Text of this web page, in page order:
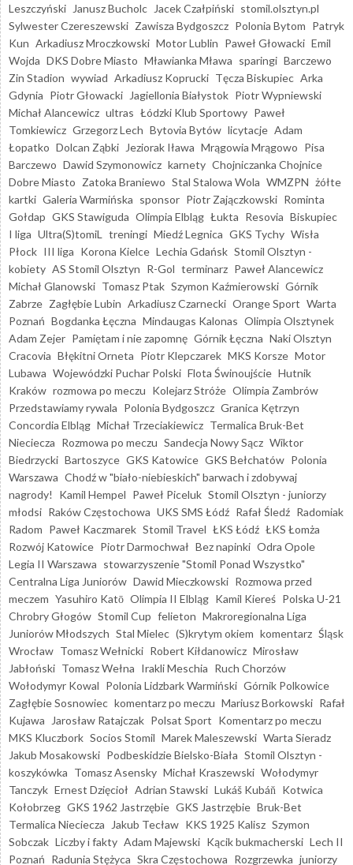
Leszczyński
Janusz Bucholc Jacek Czałpiński stomil.olsztyn.pl
Sylwester Czereszewski Zawisza Bydgoszcz Polonia Bytom Patryk
Kun Arkadiusz Mroczkowski Motor Lublin Paweł Głowacki Emil
Wojda DKS Dobre Miasto Mławianka Mława sparingi Barczewo
Zin Stadion wywiad Arkadiusz Koprucki Tęcza Biskupiec Arka
Gdynia Piotr Głowacki Jagiellonia Białystok Piotr Wypniewski
Michał Alancewicz ultras Łódzki Klub Sportowy Paweł
Tomkiewicz Grzegorz Lech Bytovia Bytów licytacje Adam
Łopatko Dolcan Ząbki Jeziorak Iława Mrągowia Mrągowo Pisa
Barczewo Dawid Szymonowicz karnety Chojniczanka Chojnice
Dobre Miasto Zatoka Braniewo Stal Stalowa Wola WMZPN żółte
kartki Galeria Warmińska sponsor Piotr Zajączkowski Rominta
Gołdap GKS Stawiguda Olimpia Elbląg Łukta Resovia Biskupiec
I liga Ultra(S)tomiL treningi Miedź Legnica GKS Tychy Wisła
Płock III liga Korona Kielce Lechia Gdańsk Stomil Olsztyn -
kobiety AS Stomil Olsztyn R-Gol terminarz Paweł Alancewicz
Michał Glanowski Tomasz Ptak Szymon Kaźmierowski Górnik
Zabrze Zagłębie Lubin Arkadiusz Czarnecki Orange Sport Warta
Poznań Bogdanka Łęczna Mindaugas Kalonas Olimpia Olsztynek
Adam Zejer Pamiętam i nie zapomnę Górnik Łęczna Naki Olsztyn
Cracovia Błękitni Orneta Piotr Klepczarek MKS Korsze Motor
Lubawa Wojewódzki Puchar Polski Flota Świnoujście Hutnik
Kraków rozmowa po meczu Kolejarz Stróże Olimpia Zambrów
Przedstawiamy rywala Polonia Bydgoszcz Granica Kętrzyn
Concordia Elbląg Michał Trzeciakiewicz Termalica Bruk-Bet
Nieciecza Rozmowa po meczu Sandecja Nowy Sącz Wiktor
Biedrzycki Bartoszyce GKS Katowice GKS Bełchatów Polonia
Warszawa Chodź w "biało-niebieskich" barwach i zdobywaj
nagrody!
Kamil Hempel Paweł Piceluk Stomil Olsztyn - juniorzy
młodsi Raków Częstochowa UKS SMS Łódź Rafał Śledź Radomiak
Radom Paweł Kaczmarek Stomil Travel ŁKS Łódź ŁKS Łomża
Rozwój Katowice Piotr Darmochwał Bez napinki Odra Opole
Legia II Warszawa stowarzyszenie "Stomil Ponad Wszystko"
Centralna Liga Juniorów Dawid Mieczkowski Rozmowa przed
meczem Yasuhiro Katō Olimpia II Elbląg Kamil Kiereś Polska U-21
Chrobry Głogów Stomil Cup felieton Makroregionalna Liga
Juniorów Młodszych Stal Mielec (S)krytym okiem komentarz Śląsk
Wrocław Tomasz Wełnicki Robert Kiłdanowicz Mirosław
Jabłoński Tomasz Wełna Irakli Meschia Ruch Chorzów
Wołodymyr Kowal Polonia Lidzbark Warmiński Górnik Polkowice
Zagłębie Sosnowiec komentarz po meczu Mariusz Borkowski Rafał
Kujawa
Jarosław Ratajczak Polsat Sport Komentarz po meczu
MKS Kluczbork Socios Stomil Marek Maleszewski Warta Sieradz
Jakub Mosakowski Podbeskidzie Bielsko-Biała Stomil Olsztyn -
koszykówka Tomasz Asensky Michał Kraszewski Wołodymyr
Tanczyk Ernest Dzięcioł Adrian Stawski Lukáš Kubáň Kotwica
Kołobrzeg GKS 1962 Jastrzębie GKS Jastrzębie Bruk-Bet
Termalica Nieciecza
Jakub Tecław KKS 1925 Kalisz Szymon
Sobczak Liczby i fakty Adam Majewski Kącik bukmacherski Lech II
Poznań Radunia Stężyca Skra Częstochowa Rozgrzewka juniorzy